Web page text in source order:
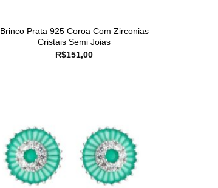
Brinco Prata 925 Coroa Com Zirconias
Cristais Semi Joias
R$151,00